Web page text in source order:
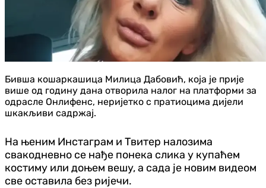
Бивша кошаркашица Милица Дабовић, која је прије
више од годину дана отворила налог на платформи за
одрасле Онлифенс, неријетко с пратиоцима дијели
шкакљиви садржај.
На њеним Инстаграм и Твитер налозима
свакодневно се нађе понека слика у купаћем
костиму или доњем вешу, а сада је новим видеом
све оставила без ријечи.